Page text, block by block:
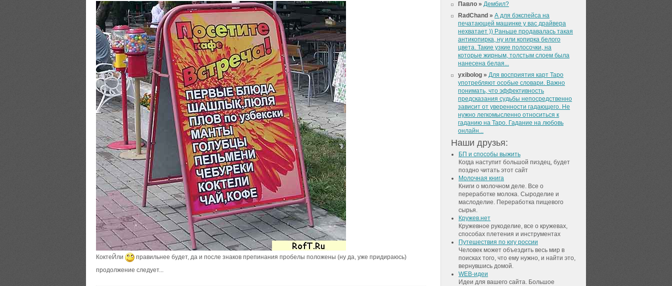
КоктеЙли
правильнее будет, да и после знаков препинания пробелы положены (ну да, уже придираюсь)
продолжение следует...
Павло » Дембил?
RadChand » А для бэкспейса на
печатающей машинке у вас драйвера
нехватает )) Раньше продавалась такая
антикопирка, ну или копирка белого
цвета. Такие узкие полосочки, на
которые жирным, толстым слоем была
нанесена белая...
yxibolog » Для восприятия карт Таро
употребляют особые словари. Важно
понимать, что эффективность
предсказания судьбы непосредственно
зависит от уверенности гадающего. Не
нужно легкомысленно относиться к
гаданию на Таро. Гадание на любовь
онлайн...
Наши друзья:
БП и способы выжить
Когда наступит большой пиздец, будет
поздно читать этот сайт
Молочная книга
Книги о молочном деле. Все о
переработке молока. Сыроделие и
маслоделие. Переработка пищевого
сырья.
Кружев.нет
Кружевное рукоделие, все о кружевах,
способах плетения и инструментах
Путешествия по югу россии
Человек может объездить весь мир в
поисках того, что ему нужно, и найти это,
вернувшись домой.
WEB-идеи
Идеи для вашего сайта. Большое